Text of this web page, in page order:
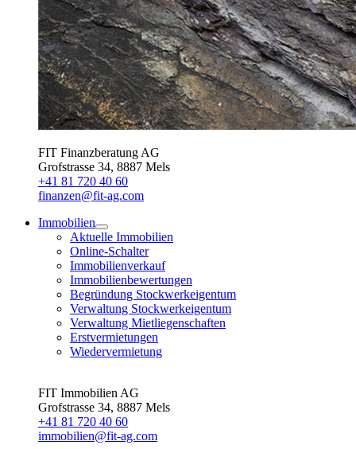
FIT Finanzberatung AG
Grofstrasse 34, 8887 Mels
+41 81 720 40 60
finanzen@fit-ag.com
Immobilien
Aktuelle Immobilien
Online-Schalter
Immobilienverkauf
Immobilienbewertungen
Begründung Stockwerkeigentum
Verwaltung Stockwerkeigentum
Verwaltung Mietliegenschaften
Erstvermietungen
Wiedervermietung
FIT Immobilien AG
Grofstrasse 34, 8887 Mels
+41 81 720 40 60
immobilien@fit-ag.com